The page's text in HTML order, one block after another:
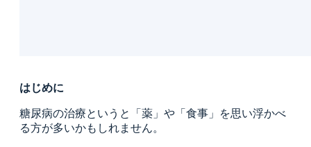
はじめに
糖尿病の治療というと「薬」や「食事」を思い浮かべ
る方が多いかもしれません。